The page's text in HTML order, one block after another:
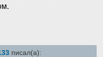
писал(а):